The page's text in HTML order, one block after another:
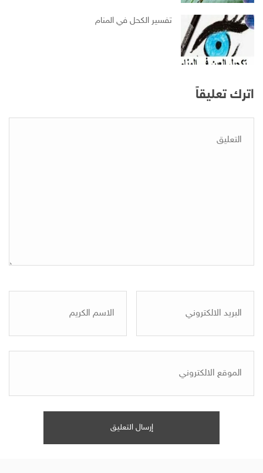
تفسير الكحل في المنام
اترك تعليقاً